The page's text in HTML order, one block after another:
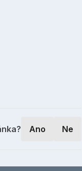
Ano Ne